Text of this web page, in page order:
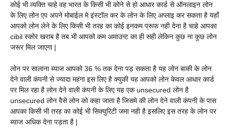
कोई भी व्यक्ति चाहे वह भारत के किसी भी कोने से हो आधार कार्ड से ऑनलाइन लोन
के लिए लोन एप अपने मोबाईल मे इंस्टॉल कर के लोन के लिए अप्लाइ कर सकता है यहाँ
आपको लोन लेने के लिए किसी भी तरह का कोई इनकम प्रूफ नही देना है चाहे आपका
cibil स्कोर खराब है तब भी आपको कम अमाउन्ट का ही सही लेकिन कुछ ना कुछ लोन
जरूर मिल जाएगा |
लोन पर सालाना ब्याज आपको 36 % तक देना पड़ सकता है यह लोन बाकी के लोन
देने वाली कंपनी से ज्यादा महंगा इस लिए है क्युकी यह आपको लोन केवल आधार कार्ड
पर मिल रहा है लोन देने वाली कंपनी के लिए यह एक unsecured लोन है
unsecured लोन वैसे लोन को कहा जाता है जिसमे की लोन देने वाली कंपनी के पास
आपका किसी भी तरह का कोई भी सिक्युरिटी जमा नही है इसलिए इस तरह के लोन पर
ब्याज अधिक देना पड़ता है |